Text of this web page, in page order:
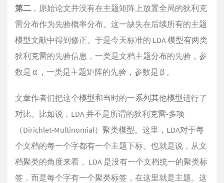
第二 ，原始论文并没有在主题矩阵上放置全局的狄利克
雷分布作为先验概率分布。这一缺失在后续所有的主题
模型文献中得到修正。于是今天标准的 LDA 模型有两类
狄利克雷的先验信息，一类是文档主题分布的先验，参
数是 α ，一类是主题矩阵的先验，参数是 β 。
文章作者们把这个模型和当时的一系列其他模型进行了
对比。比如说，LDA 并不是所谓的狄利克雷-多项
（Dirichlet-Multinomial）聚类模型。这里，LDA对于每
个文档的每一个字都有一个主题下标。也就是说，从文
档聚类的角度来看， LDA 是没有一个文档统一的聚类标
签，而是每个字有一个聚类标签，在这里就是主题。这